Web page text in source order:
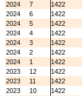
2024
7 1422
2024
6 1422
2024
5 1422
2024
4 1422
2024
3 1422
2024
2 1422
2024
1 1422
2023
12 1422
2023
11 1422
2023
10 1422